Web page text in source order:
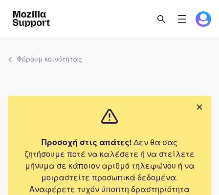
Φόρουμ κοινότητας
Προσοχή στις απάτες! Δεν θα σας
ζητήσουμε ποτέ να καλέσετε ή να στείλετε
μήνυμα σε κάποιον αριθμό τηλεφώνου ή να
μοιραστείτε προσωπικά δεδομένα.
Αναφέρετε τυχόν ύποπτη δραστηριότητα